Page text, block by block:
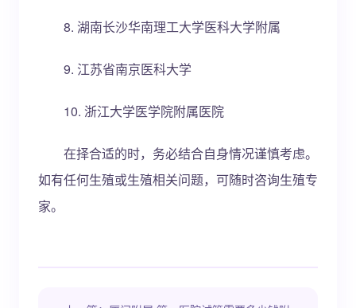
8. 湖南长沙华南理工大学医科大学附属
9. 江苏省南京医科大学
10. 浙江大学医学院附属医院
在择合适的时，务必结合自身情况谨慎考虑。
如有任何生殖或生殖相关问题，可随时咨询生殖专
家。